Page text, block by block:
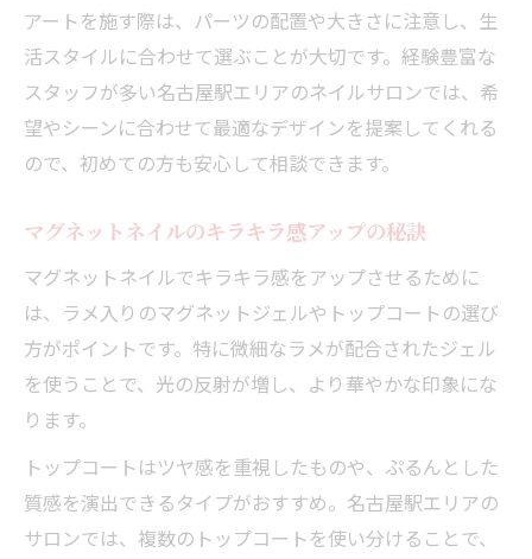
アートを施す際は、パーツの配置や大きさに注意し、生
活スタイルに合わせて選ぶことが大切です。経験豊富な
スタッフが多い名古屋駅エリアのネイルサロンでは、希
望やシーンに合わせて最適なデザインを提案してくれる
ので、初めての方も安心して相談できます。
マグネットネイルのキラキラ感アップの秘訣
マグネットネイルでキラキラ感をアップさせるために
は、ラメ入りのマグネットジェルやトップコートの選び
方がポイントです。特に微細なラメが配合されたジェル
を使うことで、光の反射が増し、より華やかな印象にな
ります。
トップコートはツヤ感を重視したものや、ぷるんとした
質感を演出できるタイプがおすすめ。名古屋駅エリアの
サロンでは、複数のトップコートを使い分けることで、